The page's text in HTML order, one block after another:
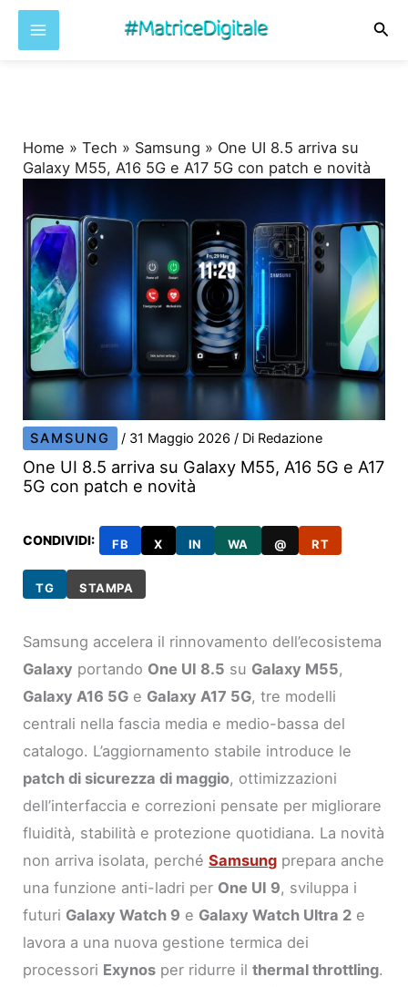
Home »Tech » Samsung » One UI 8.5 arriva su
Galaxy M55, A16 5G e A17 5G con patch e novità
SAMSUNG / 31 Maggio 2026/ Di Redazione
One UI 8.5 arriva su Galaxy M55, A16 5G e A17
5G con patch e novità
CONDIVIDI: FB X IN WA @ RT
TG STAMPA
Samsung accelera il rinnovamento dell’ecosistema
Galaxy portando One UI 8.5 su Galaxy M55,
Galaxy A16 5G e Galaxy A17 5G, tre modelli
centrali nella fascia media e medio-bassa del
catalogo. L’aggiornamento stabile introduce le
patch di sicurezza di maggio, ottimizzazioni
dell’interfaccia e correzioni pensate per migliorare
fluidità, stabilità e protezione quotidiana. La novità
non arriva isolata, perchéSamsung prepara anche
una funzione anti-ladri per One UI 9, sviluppa i
futuri Galaxy Watch 9 e Galaxy Watch Ultra 2 e
lavora a una nuova gestione termica dei
processori Exynos per ridurre ilthermal throttling.